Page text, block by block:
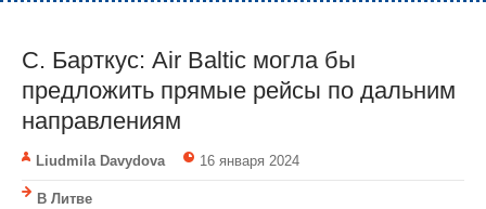
С. Барткус: Air Baltic могла бы
предложить прямые рейсы по дальним
направлениям
Liudmila Davydova 16 января 2024
В Литве